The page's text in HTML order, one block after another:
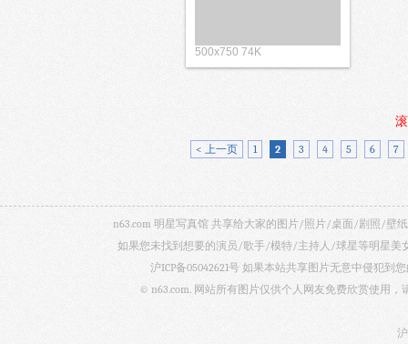
500x750 74K
< 上一页 1 2 3 4 5 6 7
n63.com 明星写真馆 共享给大家的图片/照片/桌面/剧照/壁
如果您未找到想要的演员/歌手/模特/主持人/球星等明星美
沪ICP备05042621号 如果本站共享图片无意中侵犯到
© n63.com. 网站所有图片仅供个人网友免费欣赏使用